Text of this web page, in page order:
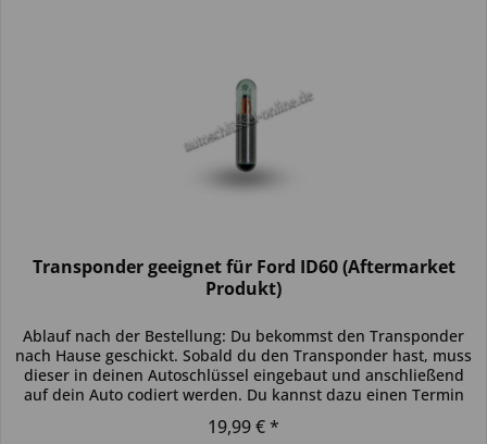
Transponder geeignet für Ford ID60 (Aftermarket
Produkt)
Ablauf nach der Bestellung: Du bekommst den Transponder
nach Hause geschickt. Sobald du den Transponder hast, muss
dieser in deinen Autoschlüssel eingebaut und anschließend
auf dein Auto codiert werden. Du kannst dazu einen Termin
19,99 € *